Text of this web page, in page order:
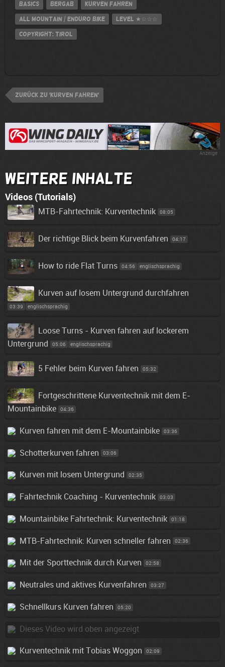
Basics Bergab Kurven fahren
All Mountain / Enduro Bike Level ★☆☆☆
Copyright: Tirol
zurück zu 'Kurven fahren'
Anzeige
Weitere Inhalte
Videos (Tutorials)
MTB-Fahrtechnik: Kurventechnik 08:05
Der richtige Blick beim Kurvenfahren 04:17
How to ride Flat Turns 04:56 englischsprachig
Kurven auf losem Untergrund durchfahren
03:39 englischsprachig
Loose Turns - Kurven fahren auf lockerem
Untergrund
05:06 englischsprachig
5 Fehler beim Kurven fahren 05:32
Fortgeschrittene Kurventechnik mit dem E-
Mountainbike
04:36
Kurven fahren mit dem E-Mountainbike 03:36
Schotterkurven fahren 03:06
Kurven mit losem Untergrund 02:35
Fahrtechnik Coaching - Kurventechnik 03:03
Mountainbike Fahrtechnik: Kurventechnik 01:18
MTB-Fahrtechnik: Kurven schneller fahren 02:36
Mit der Sporttechnik durch Kurven 02:58
Neutrales und aktives Kurvenfahren 03:27
Schnellkurs Kurven fahren 05:20
Dieses Video wird oben angezeigt
Kurventechnik mit Tobias Woggon 02:09